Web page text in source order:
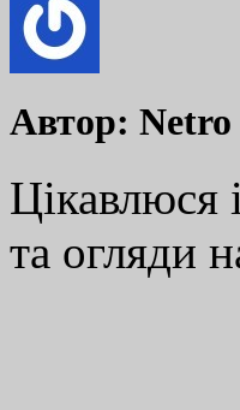
Автор: Netro
Цікавлюся
та огляди